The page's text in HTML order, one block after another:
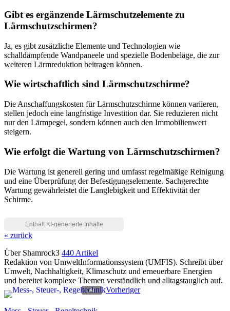
Gibt es ergänzende Lärmschutzelemente zu
Lärmschutzschirmen?
Ja, es gibt zusätzliche Elemente und Technologien wie
schalldämpfende Wandpaneele und spezielle Bodenbeläge, die zur
weiteren Lärmreduktion beitragen können.
Wie wirtschaftlich sind Lärmschutzschirme?
Die Anschaffungskosten für Lärmschutzschirme können variieren,
stellen jedoch eine langfristige Investition dar. Sie reduzieren nicht
nur den Lärmpegel, sondern können auch den Immobilienwert
steigern.
Wie erfolgt die Wartung von Lärmschutzschirmen?
Die Wartung ist generell gering und umfasst regelmäßige Reinigung
und eine Überprüfung der Befestigungselemente. Sachgerechte
Wartung gewährleistet die Langlebigkeit und Effektivität der
Schirme.
« zurück
Über Shamrock3 440 Artikel
Redaktion von UmweltInformationssystem (UMFIS). Schreibt über
Umwelt, Nachhaltigkeit, Klimaschutz und erneuerbare Energien
und bereitet komplexe Themen verständlich und alltagstauglich auf.
Vorheriger